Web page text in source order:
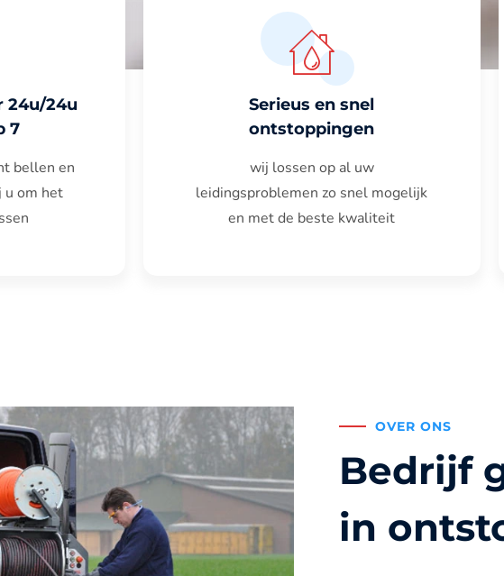
24u/24u
7
bellen en
u om het
Serieus en snel
ontstoppingen
wij lossen op al uw
leidingsproblemen zo snel mogelijk
en met de beste kwaliteit
OVER ONS
Bedrijf
in